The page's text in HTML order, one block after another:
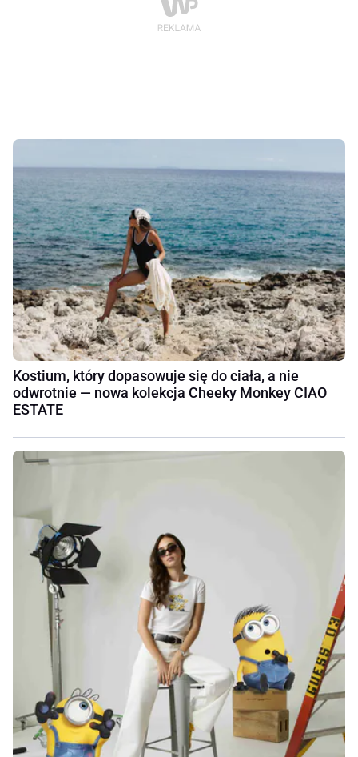
Kostium, który dopasowuje się do ciała, a nie
odwrotnie — nowa kolekcja Cheeky Monkey CIAO
ESTATE